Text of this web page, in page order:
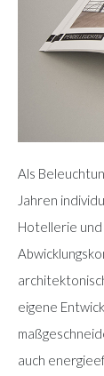
Als
Jahren
Hotellerie und
eigene
auch